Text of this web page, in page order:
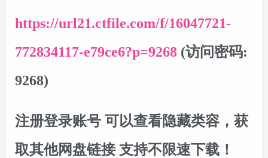
https://url21.ctfile.com/f/16047721-
772834117-e79ce6?p=9268 (访问密码:
9268)
注册登录账号 可以查看隐藏类容，获
取其他网盘链接 支持不限速下载！